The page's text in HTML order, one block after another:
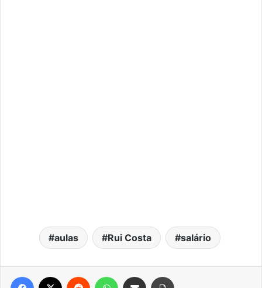
aulas Rui Costa salário
Facebook Reddit WhatsAppCompartilhar via e-mail